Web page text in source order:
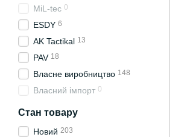
MiL-tec 0
ESDY 6
AK Tactikal 13
PAV 18
Власне виробництво 148
Власний імпорт 0
Стан товару
Новий 203